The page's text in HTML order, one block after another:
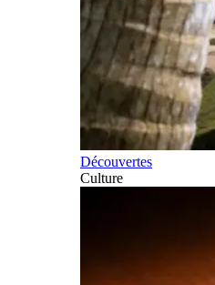
Découvertes
Culture